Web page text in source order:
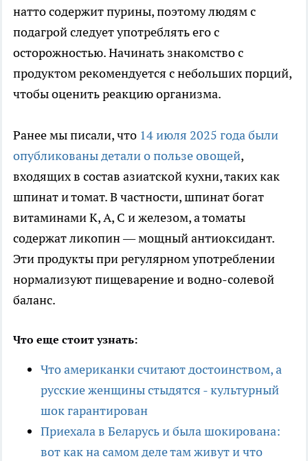
натто содержит пурины, поэтому людям с
подагрой следует употреблять его с
осторожностью. Начинать знакомство с
продуктом рекомендуется с небольших порций,
чтобы оценить реакцию организма.
Ранее мы писали, что 14 июля 2025 года были
опубликованы детали о пользе овощей,
входящих в состав азиатской кухни, таких как
шпинат и томат. В частности, шпинат богат
витаминами К, А, С и железом, а томаты
содержат ликопин — мощный антиоксидант.
Эти продукты при регулярном употреблении
нормализуют пищеварение и водно-солевой
баланс.
Что еще стоит узнать:
Что американки считают достоинством, а
русские женщины стыдятся - культурный
шок гарантирован
Приехала в Беларусь и была шокирована:
вот как на самом деле там живут и что